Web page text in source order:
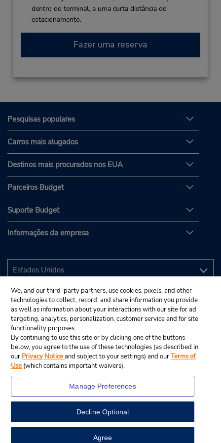
View Map
dentro do terminal, a uma curta distância do
estacionamento.
Fazer uma reserva
Pesquisas populares
Carros mais alugados
Destinos mais procurados nos EUA
Parceiros Budget
Suporte Budget
Informações da empresa
© 2025 Budget Rent A Car System, Inc.
We, and our third-party partners, use cookies, pixels, and other
technologies to collect, record, and share information you provide
as well as information about your interactions with our site for ad
targeting, analytics, personalization, customer service and for site
functionality purposes.
By continuing to use this site or by clicking one of the buttons
below, you agree to the use of these technologies (as described in
our Privacy Noticeand subject to your settings) and ourTerms of
Use (which contains important waivers).
Manage Preferences
Decline Optional
Agree